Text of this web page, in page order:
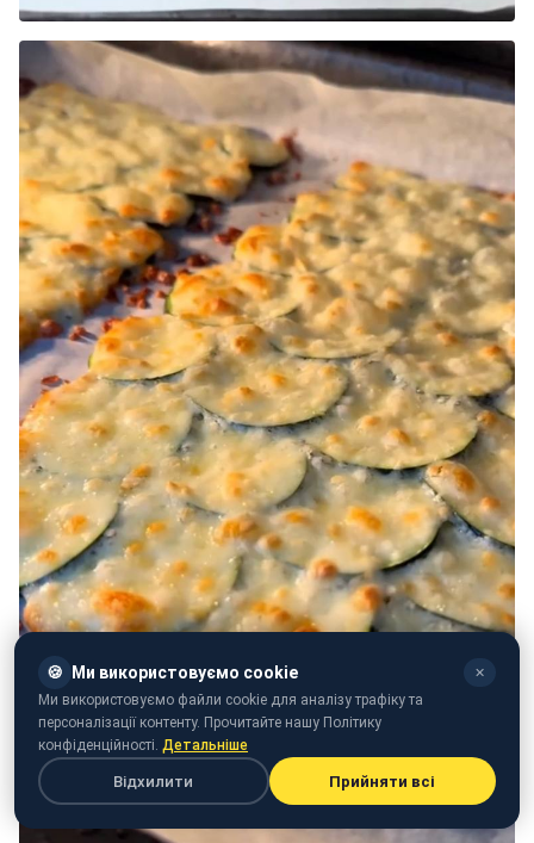
🍪 Ми використовуємо cookie ✕
Ми використовуємо файли cookie для аналізу трафіку та
персоналізації контенту. Прочитайте нашу Політику
конфіденційності. Детальніше
Відхилити Прийняти всі